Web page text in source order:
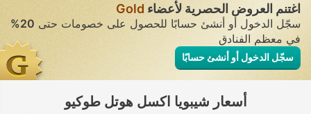
اغتنم العروض الحصرية لأعضاء Gold
سجّل الدخول أو أنشئ حسابًا للحصول على خصومات حتى20%
في معظم الفنادق
سجّل الدخول أو أنشئ حسابًا
أسعار شيبويا اكسل هوتل طوكيو